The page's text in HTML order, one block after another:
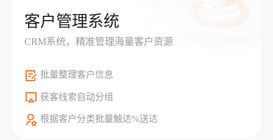
客户管理系统
CRM系统，精准管理海量客户资源
批量整理客户信息
获客线索自动分组
根据客户分类批量触达%送达